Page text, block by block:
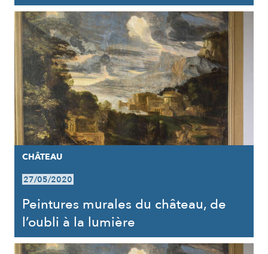
CHÂTEAU
27/05/2020
Peintures murales du château, de
l’oubli à la lumière